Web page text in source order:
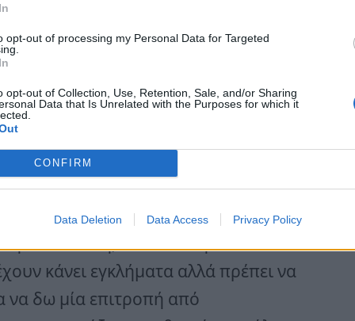
opt-out of processing my Personal Data for Targeted
opt-out of Collection, Use, Retention, Sale, and/or Sharing
Data that Is Unrelated with the Purposes for which it
CONFIRM
Data Deletion Data Access Privacy Policy
είναι η ελεύθερη αγορά. Ζητάς όσα
από την στιγμή που τα παίρνεις,
Αλλά όλη αυτή η ασυδοσία των
στη Μύκονο δεν μπορούν
ειδικά στην αρχή του
που ξεκίνησε να ξετυλίγεται το
να δω να ξετυλίγεται το
στους ηθικούς αυτουργούς και
σκανδάλη, που είναι η
κάνει εγκλήματα αλλά πρέπει να
να δω μία επιτροπή από